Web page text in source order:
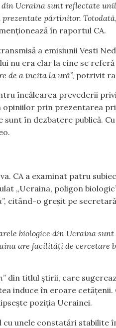
Ucraina sunt reflectate
părtinitor. Totodată,
menționează în raportul CA.
a emisiunii Vesti
nu era clar la cine se
de a incita la ură”, potrivit
încălcarea prevederii
prin prezentarea
în dezbatere publică. Cu
CA a examinat patru
„Ucraina, poligon
”, citând-o greșit pe
biologice din Ucraina
are facilități de cercetare
” din titlul știrii, care
induce în eroare cetățenii.
poziția Ucrainei.
unele constatări stabilite